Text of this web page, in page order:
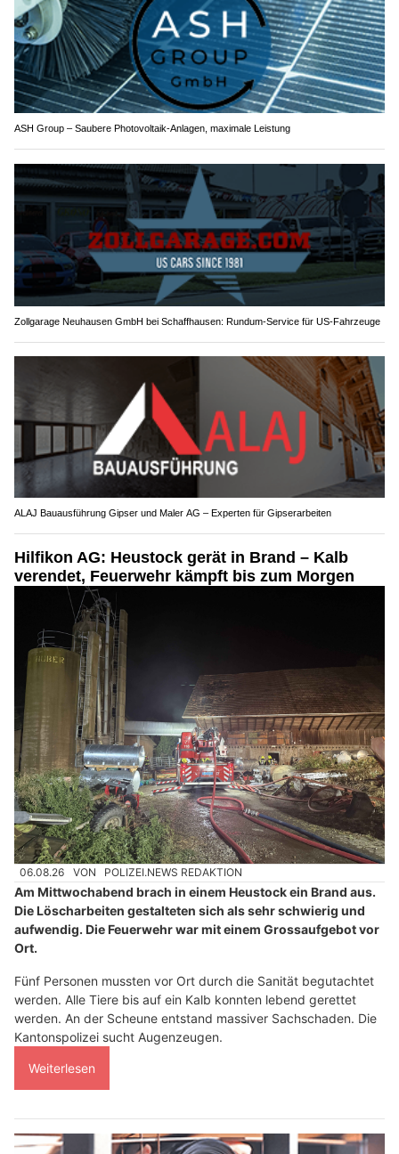
ASH Group – Saubere Photovoltaik-Anlagen, maximale Leistung
Zollgarage Neuhausen GmbH bei Schaffhausen: Rundum-Service für US-Fahrzeuge
ALAJ Bauausführung Gipser und Maler AG – Experten für Gipserarbeiten
Hilfikon AG: Heustock gerät in Brand – Kalb
verendet, Feuerwehr kämpft bis zum Morgen
06.08.26 VON POLIZEI.NEWS REDAKTION
Am Mittwochabend brach in einem Heustock ein Brand aus.
Die Löscharbeiten gestalteten sich als sehr schwierig und
aufwendig. Die Feuerwehr war mit einem Grossaufgebot vor
Ort.
Fünf Personen mussten vor Ort durch die Sanität begutachtet
werden. Alle Tiere bis auf ein Kalb konnten lebend gerettet
werden. An der Scheune entstand massiver Sachschaden. Die
Kantonspolizei sucht Augenzeugen.
Weiterlesen